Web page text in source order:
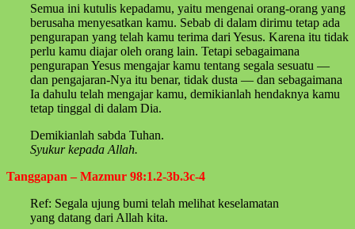
Semua ini kutulis kepadamu, yaitu mengenai orang-orang yang
berusaha menyesatkan kamu. Sebab di dalam dirimu tetap ada
pengurapan yang telah kamu terima dari Yesus. Karena itu tidak
perlu kamu diajar oleh orang lain. Tetapi sebagaimana
pengurapan Yesus mengajar kamu tentang segala sesuatu —
dan pengajaran-Nya itu benar, tidak dusta — dan sebagaimana
Ia dahulu telah mengajar kamu, demikianlah hendaknya kamu
tetap tinggal di dalam Dia.
Demikianlah sabda Tuhan.
Syukur kepada Allah.
Tanggapan – Mazmur 98:1.2-3b.3c-4
Ref: Segala ujung bumi telah melihat keselamatan
yang datang dari Allah kita.